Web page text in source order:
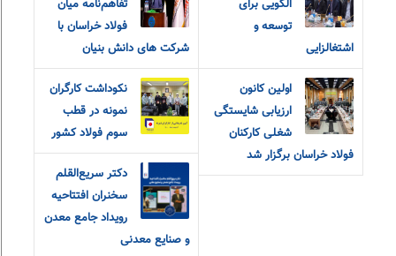
الگویی برای
توسعه و
اشتغالزایی
تفاهم‌نامه میان
فولاد خراسان با
شرکت های دانش بنیان
اولین کانون
ارزیابی شایستگی
شغلی کارکنان
فولاد خراسان برگزار شد
نکوداشت کارگران
نمونه در قطب
سوم فولاد کشور
دکتر سریع‌القلم
سخنران افتتاحیه
رویداد جامع معدن
و صنایع معدنی